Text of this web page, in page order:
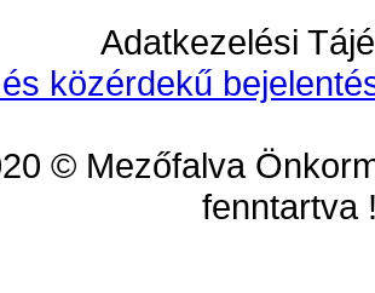
Adatkezelési
közérdekű
© Mezőfalva
fenntartva